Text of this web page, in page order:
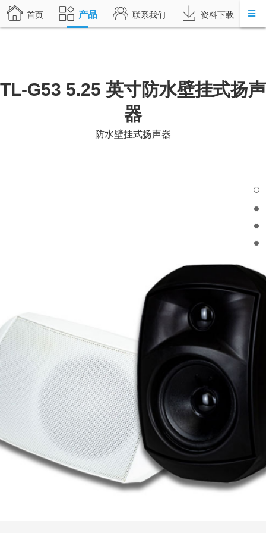
首页 产品 联系我们 资料下载
TL-G53 5.25 英寸防水壁挂式扬声
器
防水壁挂式扬声器